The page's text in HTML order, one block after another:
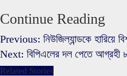
Continue Reading
Previous: নিউজিল্যান্ডকে হারিয়ে
Next: বিপিএলের দল পেতে আগ্রহী ৮
Related Stories